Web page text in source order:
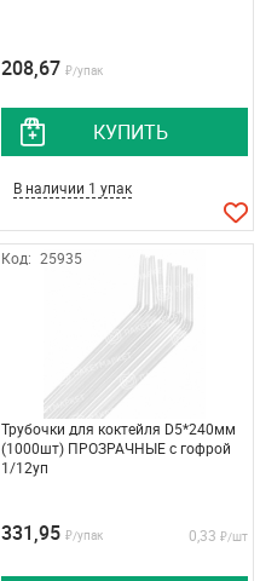
208,67 ₽/упак
КУПИТЬ
В наличии 1 упак
Код: 25935
Трубочки для коктейля D5*240мм
(1000шт) ПРОЗРАЧНЫЕ с гофрой
1/12уп
331,95 ₽/упак 0,33 ₽/шт